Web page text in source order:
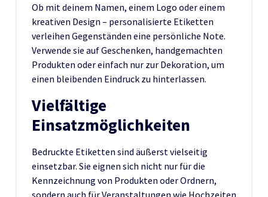
Ob mit deinem Namen, einem Logo oder einem
kreativen Design – personalisierte Etiketten
verleihen Gegenständen eine persönliche Note.
Verwende sie auf Geschenken, handgemachten
Produkten oder einfach nur zur Dekoration, um
einen bleibenden Eindruck zu hinterlassen.
Vielfältige
Einsatzmöglichkeiten
Bedruckte Etiketten sind äußerst vielseitig
einsetzbar. Sie eignen sich nicht nur für die
Kennzeichnung von Produkten oder Ordnern,
sondern auch für Veranstaltungen wie Hochzeiten